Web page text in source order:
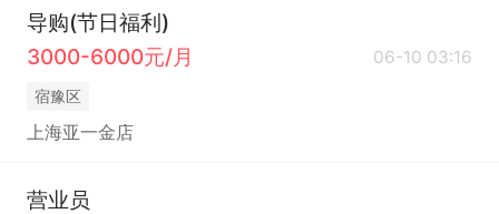
导购(节日福利)
3000-6000元/月
06-10 03:16
宿豫区
上海亚一金店
营业员